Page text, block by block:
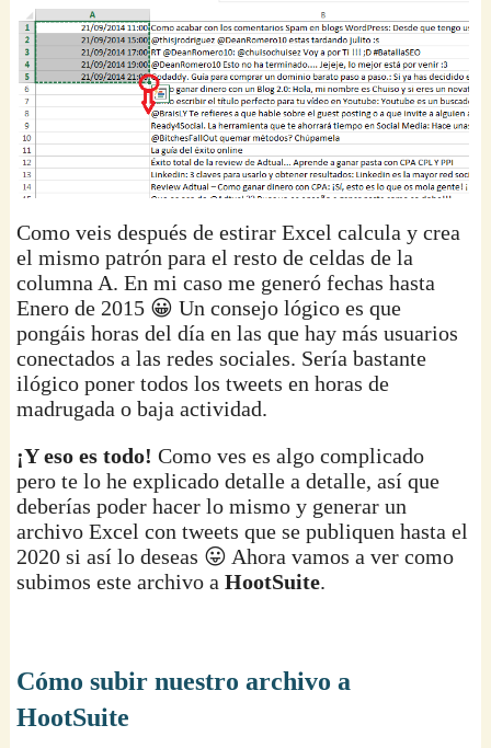
Como veis después de estirar Excel calcula y crea
el mismo patrón para el resto de celdas de la
columna A. En mi caso me generó fechas hasta
Enero de 2015 😀 Un consejo lógico es que
pongáis horas del día en las que hay más usuarios
conectados a las redes sociales. Sería bastante
ilógico poner todos los tweets en horas de
madrugada o baja actividad.
¡Y eso es todo! Como ves es algo complicado
pero te lo he explicado detalle a detalle, así que
deberías poder hacer lo mismo y generar un
archivo Excel con tweets que se publiquen hasta el
2020 si así lo deseas 😛 Ahora vamos a ver como
subimos este archivo aHootSuite.
Cómo subir nuestro archivo a
HootSuite